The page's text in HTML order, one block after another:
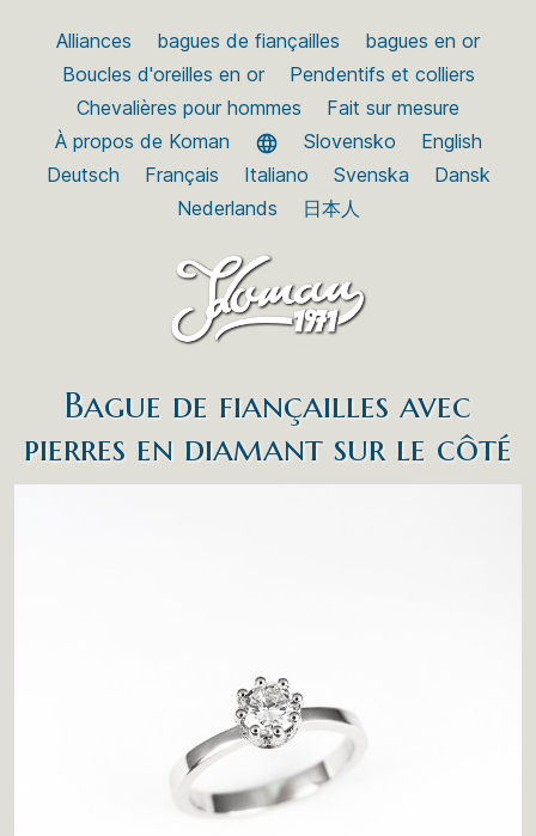
Alliances bagues de fiançailles
bagues en or
Boucles d'oreilles en or
Pendentifs et colliers
Chevalières pour hommes
Fait sur mesure
À propos de Koman
Slovensko
English
Deutsch
Français Italiano Svenska
Dansk
Nederlands
日本人
Bague de fiançailles avec
pierres en diamant sur le côté